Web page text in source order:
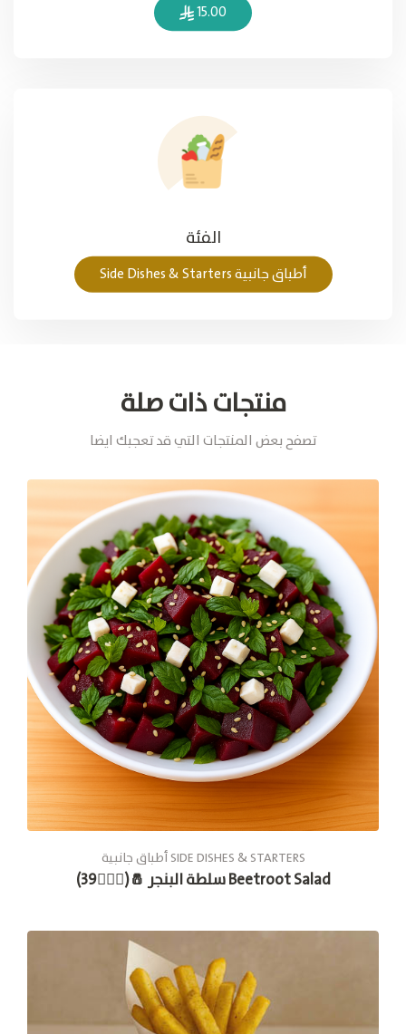
15.00
الفئة
أطباق جانبية Side Dishes & Starters
منتجات ذات صلة
تصفح بعض المنتجات التي قد تعجبك ايضا
أطباق جانبية SIDE DISHES & STARTERS
سلطة البنجر 🧂(🚶🏽‍♂️39) Beetroot Salad